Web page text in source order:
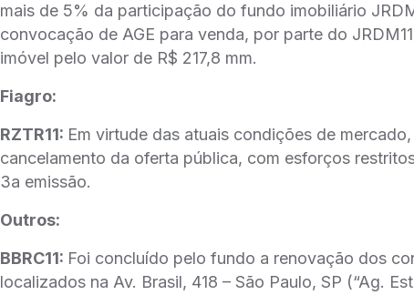
mais de 5% da participação do fundo imobiliário
convocação de AGE para venda, por parte do
imóvel pelo valor de R$ 217,8 mm.
Fiagro:
RZTR11: Em virtude das atuais condições de
cancelamento da oferta pública, com esforços
3a emissão.
Outros:
BBRC11: Foi concluído pelo fundo a renovação dos
localizados na Av. Brasil, 418 – São Paulo, SP (“Ag.